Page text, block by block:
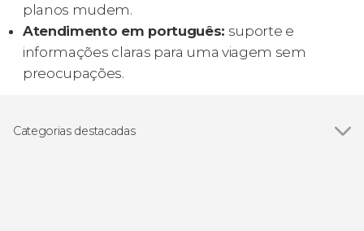
planos mudem.
Atendimento em português: suporte e
informações claras para uma viagem sem
preocupações.
Categorias destacadas